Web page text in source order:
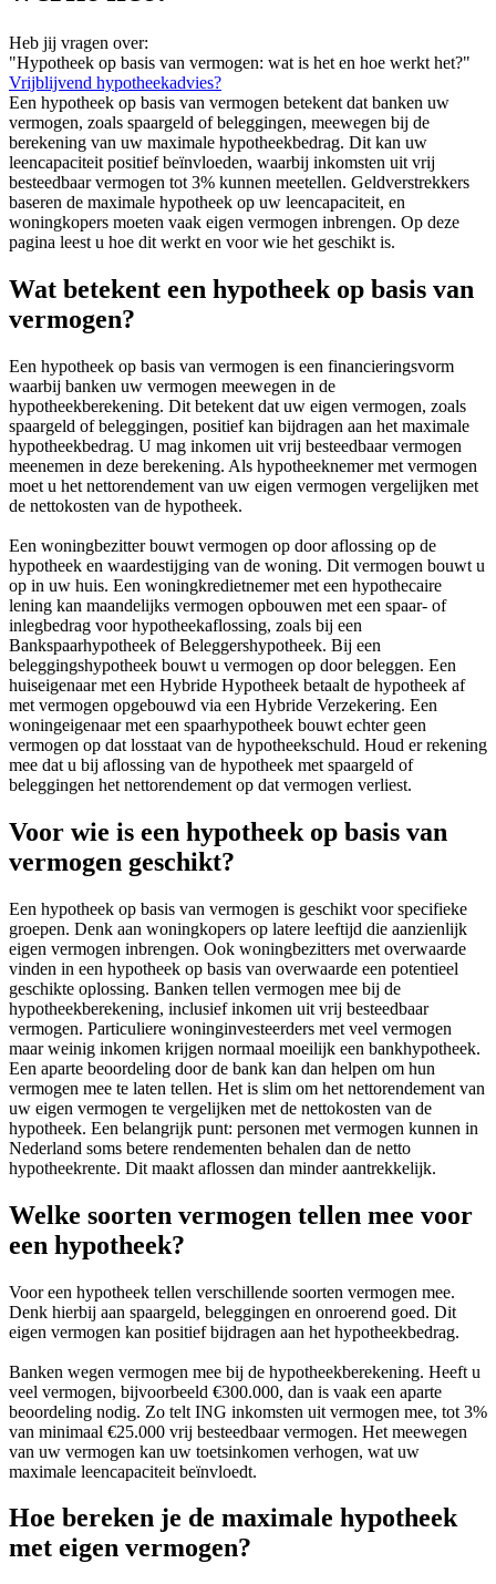
Heb jij vragen over:
"Hypotheek op basis van vermogen: wat is het en hoe werkt het?"
Vrijblijvend hypotheekadvies?
Een hypotheek op basis van vermogen betekent dat banken uw
vermogen, zoals spaargeld of beleggingen, meewegen bij de
berekening van uw maximale hypotheekbedrag. Dit kan uw
leencapaciteit positief beïnvloeden, waarbij inkomsten uit vrij
besteedbaar vermogen tot 3% kunnen meetellen. Geldverstrekkers
baseren de maximale hypotheek op uw leencapaciteit, en
woningkopers moeten vaak eigen vermogen inbrengen. Op deze
pagina leest u hoe dit werkt en voor wie het geschikt is.
Wat betekent een hypotheek op basis van
vermogen?
Een hypotheek op basis van vermogen is een financieringsvorm
waarbij banken uw vermogen meewegen in de
hypotheekberekening. Dit betekent dat uw eigen vermogen, zoals
spaargeld of beleggingen, positief kan bijdragen aan het maximale
hypotheekbedrag. U mag inkomen uit vrij besteedbaar vermogen
meenemen in deze berekening. Als hypotheeknemer met vermogen
moet u het nettorendement van uw eigen vermogen vergelijken met
de nettokosten van de hypotheek.
Een woningbezitter bouwt vermogen op door aflossing op de
hypotheek en waardestijging van de woning. Dit vermogen bouwt u
op in uw huis. Een woningkredietnemer met een hypothecaire
lening kan maandelijks vermogen opbouwen met een spaar- of
inlegbedrag voor hypotheekaflossing, zoals bij een
Bankspaarhypotheek of Beleggershypotheek. Bij een
beleggingshypotheek bouwt u vermogen op door beleggen. Een
huiseigenaar met een Hybride Hypotheek betaalt de hypotheek af
met vermogen opgebouwd via een Hybride Verzekering. Een
woningeigenaar met een spaarhypotheek bouwt echter geen
vermogen op dat losstaat van de hypotheekschuld. Houd er rekening
mee dat u bij aflossing van de hypotheek met spaargeld of
beleggingen het nettorendement op dat vermogen verliest.
Voor wie is een hypotheek op basis van
vermogen geschikt?
Een hypotheek op basis van vermogen is geschikt voor specifieke
groepen. Denk aan woningkopers op latere leeftijd die aanzienlijk
eigen vermogen inbrengen. Ook woningbezitters met overwaarde
vinden in een hypotheek op basis van overwaarde een potentieel
geschikte oplossing. Banken tellen vermogen mee bij de
hypotheekberekening, inclusief inkomen uit vrij besteedbaar
vermogen. Particuliere woninginvesteerders met veel vermogen
maar weinig inkomen krijgen normaal moeilijk een bankhypotheek.
Een aparte beoordeling door de bank kan dan helpen om hun
vermogen mee te laten tellen. Het is slim om het nettorendement van
uw eigen vermogen te vergelijken met de nettokosten van de
hypotheek. Een belangrijk punt: personen met vermogen kunnen in
Nederland soms betere rendementen behalen dan de netto
hypotheekrente. Dit maakt aflossen dan minder aantrekkelijk.
Welke soorten vermogen tellen mee voor
een hypotheek?
Voor een hypotheek tellen verschillende soorten vermogen mee.
Denk hierbij aan spaargeld, beleggingen en onroerend goed. Dit
eigen vermogen kan positief bijdragen aan het hypotheekbedrag.
Banken wegen vermogen mee bij de hypotheekberekening. Heeft u
veel vermogen, bijvoorbeeld €300.000, dan is vaak een aparte
beoordeling nodig. Zo telt ING inkomsten uit vermogen mee, tot 3%
van minimaal €25.000 vrij besteedbaar vermogen. Het meewegen
van uw vermogen kan uw toetsinkomen verhogen, wat uw
maximale leencapaciteit beïnvloedt.
Hoe bereken je de maximale hypotheek
met eigen vermogen?